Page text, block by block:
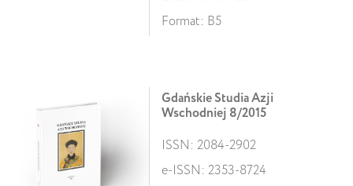
Format: B5
Gdańskie Studia Azji
Wschodniej 8/2015
ISSN: 2084-2902
e-ISSN: 2353-8724